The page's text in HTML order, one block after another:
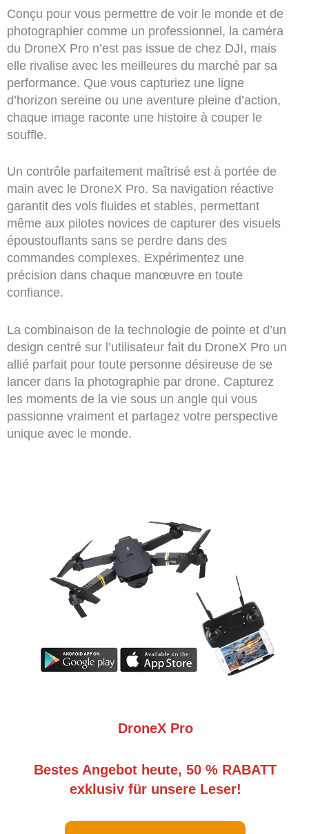
Conçu pour vous permettre de voir le monde et de
photographier comme un professionnel, la caméra
du DroneX Pro n’est pas issue de chez DJI, mais
elle rivalise avec les meilleures du marché par sa
performance. Que vous capturiez une ligne
d’horizon sereine ou une aventure pleine d’action,
chaque image raconte une histoire à couper le
souffle.
Un contrôle parfaitement maîtrisé est à portée de
main avec le DroneX Pro. Sa navigation réactive
garantit des vols fluides et stables, permettant
même aux pilotes novices de capturer des visuels
époustouflants sans se perdre dans des
commandes complexes. Expérimentez une
précision dans chaque manœuvre en toute
confiance.
La combinaison de la technologie de pointe et d’un
design centré sur l’utilisateur fait du DroneX Pro un
allié parfait pour toute personne désireuse de se
lancer dans la photographie par drone. Capturez
les moments de la vie sous un angle qui vous
passionne vraiment et partagez votre perspective
unique avec le monde.
DroneX Pro
Bestes Angebot heute, 50 % RABATT
exklusiv für unsere Leser!